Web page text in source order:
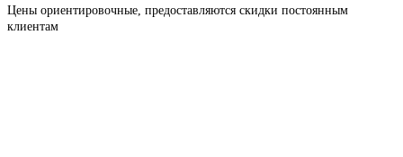
Цены ориентировочные, предоставляются скидки постоянным
клиентам